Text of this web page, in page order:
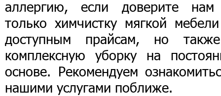
аллергию, если доверите
только химчистку мягкой
доступным прайсам, но
комплексную уборку на
основе. Рекомендуем
нашими услугами поближе.